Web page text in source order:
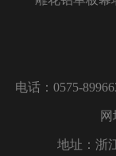
电话：0575-
网
地址：浙